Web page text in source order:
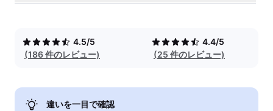
4.5/5
(186 件のレビュー)
4.4/5
(25 件のレビュー)
違いを一目で確認